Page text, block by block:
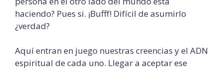
haciendo? Pues si. ¡Bufff! Difícil de asumirlo
¿verdad?
Aquí entran en juego nuestras creencias y el ADN
espiritual de cada uno. Llegar a aceptar ese